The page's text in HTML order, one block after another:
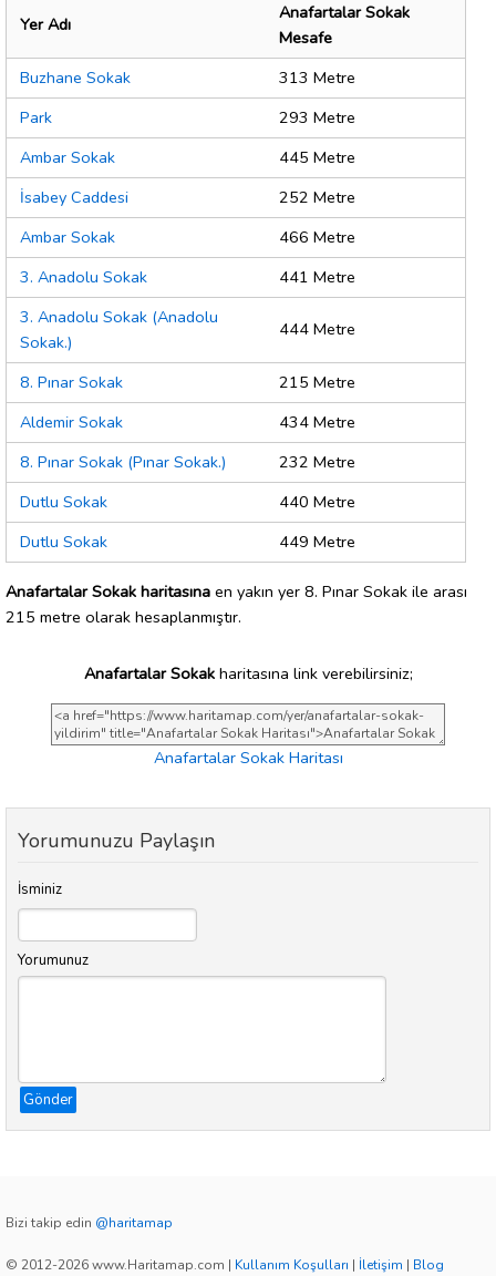
Yer Adı
Anafartalar Sokak
Mesafe
Buzhane Sokak
313 Metre
Park
293 Metre
Ambar Sokak
445 Metre
İsabey Caddesi
252 Metre
Ambar Sokak
466 Metre
3. Anadolu Sokak
441 Metre
3. Anadolu Sokak (Anadolu
Sokak.)
444 Metre
8. Pınar Sokak
215 Metre
Aldemir Sokak
434 Metre
8. Pınar Sokak (Pınar Sokak.)
232 Metre
Dutlu Sokak
440 Metre
Dutlu Sokak
449 Metre
Anafartalar Sokak haritasına en yakın yer 8. Pınar Sokak ile arası
215 metre olarak hesaplanmıştır.
Anafartalar Sokakharitasına link verebilirsiniz;
Anafartalar Sokak Haritası
Yorumunuzu Paylaşın
İsminiz
Yorumunuz
Gönder
Bizi takip edin @haritamap
© 2012-2026 www.Haritamap.com | Kullanım Koşulları | İletişim | Blog